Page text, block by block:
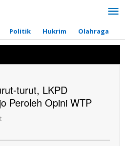
Politik Hukrim Olahraga
turut, LKPD
Peroleh Opini WTP